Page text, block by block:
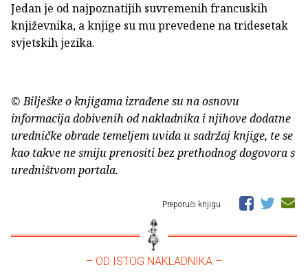
Jedan je od najpoznatijih suvremenih francuskih
književnika, a knjige su mu prevedene na tridesetak
svjetskih jezika.
© Bilješke o knjigama izrađene su na osnovu
informacija dobivenih od nakladnika i njihove dodatne
uredničke obrade temeljem uvida u sadržaj knjige, te se
kao takve ne smiju prenositi bez prethodnog dogovora s
uredništvom portala.
Preporuči knjigu
– OD ISTOG NAKLADNIKA –